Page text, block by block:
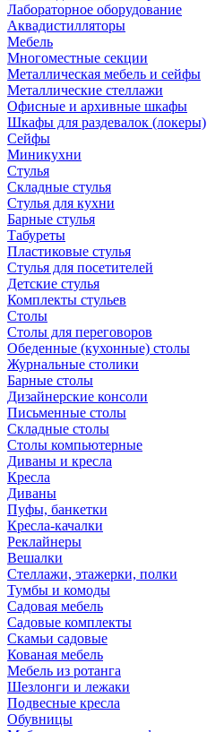
Лабораторное оборудование
Аквадистилляторы
Мебель
Многоместные секции
Металлическая мебель и сейфы
Металлические стеллажи
Офисные и архивные шкафы
Шкафы для раздевалок (локеры)
Сейфы
Миникухни
Стулья
Складные стулья
Стулья для кухни
Барные стулья
Табуреты
Пластиковые стулья
Стулья для посетителей
Детские стулья
Комплекты стульев
Столы
Столы для переговоров
Обеденные (кухонные) столы
Журнальные столики
Барные столы
Дизайнерские консоли
Письменные столы
Складные столы
Столы компьютерные
Диваны и кресла
Кресла
Диваны
Пуфы, банкетки
Кресла-качалки
Реклайнеры
Вешалки
Стеллажи, этажерки, полки
Тумбы и комоды
Садовая мебель
Садовые комплекты
Скамьи садовые
Кованая мебель
Мебель из ротанга
Шезлонги и лежаки
Подвесные кресла
Обувницы